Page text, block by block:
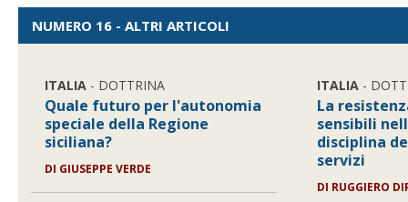
NUMERO 16 - ALTRI ARTICOLI
ITALIA - DOTTRINA
Quale futuro per l'autonomia
speciale della Regione
siciliana?
DI GIUSEPPE VERDE
ITALIA -
La
sensibili
disciplina
servizi
DI RUGGIERO